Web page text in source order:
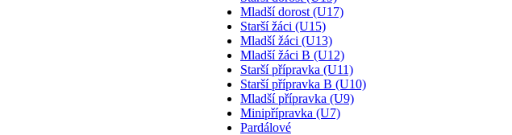
Mladší dorost (U17)
Starší žáci (U15)
Mladší žáci (U13)
Mladší žáci B (U12)
Starší přípravka (U11)
Starší přípravka B (U10)
Mladší přípravka (U9)
Minipřípravka (U7)
Pardálové